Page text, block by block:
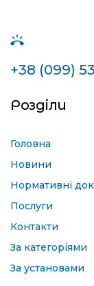
+38 (099)
Розділи
Головна
Новини
Нормативні
Послуги
Контакти
За категоріями
За установами